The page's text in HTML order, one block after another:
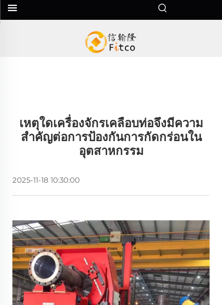
เหตุใดเครื่องจักรเคลือบท่อจึงมีความ
สำคัญต่อการป้องกันการกัดกร่อนใน
อุตสาหกรรม
2025-11-18 10:30:00